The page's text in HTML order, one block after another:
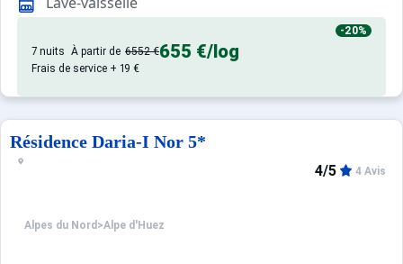
-20%
7 nuits À partir de 6552 €655 €/log
Frais de service + 19 €
Résidence Daria-I Nor 5*
Alpes du Nord >Alpe d'Huez
4/5 4 Avis